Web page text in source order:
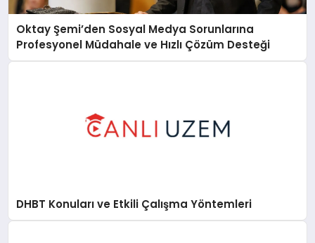
Oktay Şemi’den Sosyal Medya Sorunlarına
Profesyonel Müdahale ve Hızlı Çözüm Desteği
DHBT Konuları ve Etkili Çalışma Yöntemleri